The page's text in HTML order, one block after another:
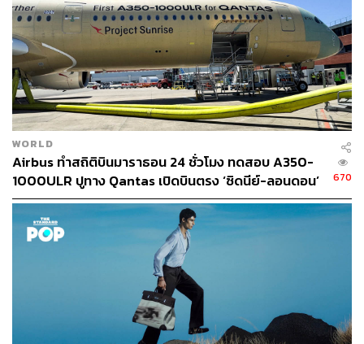
เหมาะกับการแชร์กลางโต๊ะ ตามติดด้วยLamb Cutlets with
Olive & Eggplant Caviarซี่โครงแกะหมักที่ยังคงความนุ่ม
และกลิ่นหอมเฉพาะตัว ตัดรสด้วยมะเขือยาวและมะกอกได้ดี
มาก
WORLD
Airbus ทำสถิติบินมาราธอน 24 ชั่วโมง ทดสอบ A350-
1000ULR ปูทาง Qantas เปิดบินตรง ‘ซิดนีย์-ลอนดอน’
ปี 2027
670